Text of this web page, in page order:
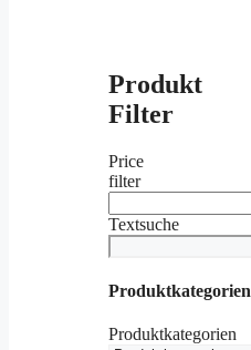
Produkt
Filter
Price
filter
Textsuche
Produktkategorien
Produktkategorien